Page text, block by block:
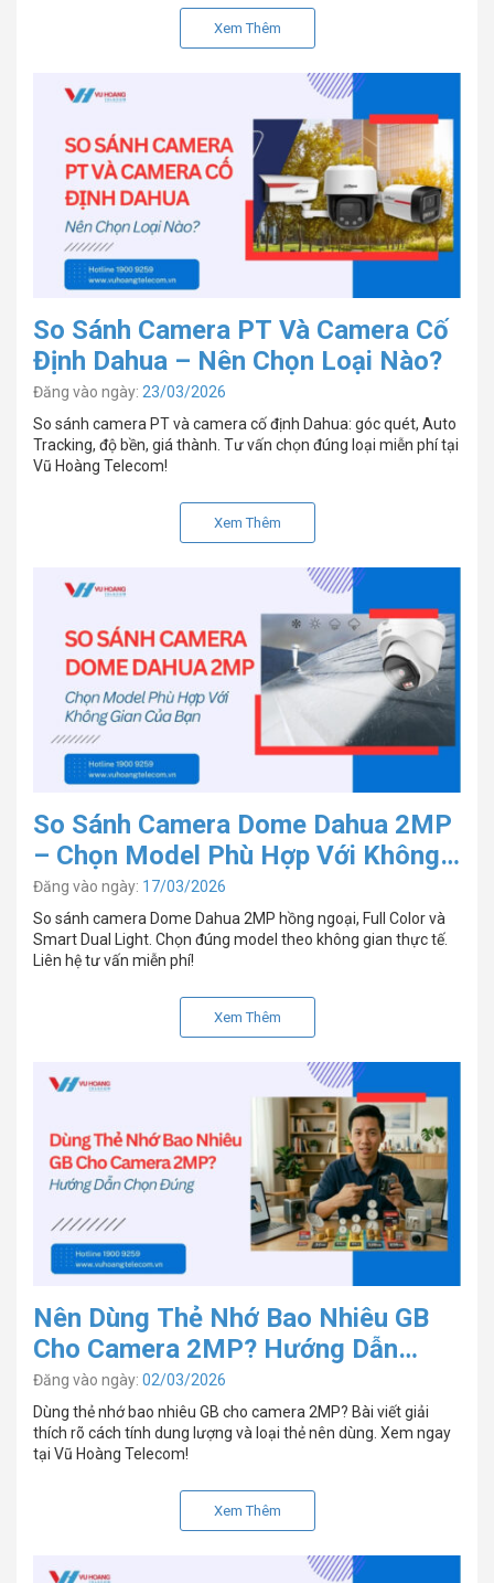
Xem Thêm
So Sánh Camera PT Và Camera Cố
Định Dahua – Nên Chọn Loại Nào?
Đăng vào ngày: 23/03/2026
So sánh camera PT và camera cố định Dahua: góc quét, Auto
Tracking, độ bền, giá thành. Tư vấn chọn đúng loại miễn phí tại
Vũ Hoàng Telecom!
Xem Thêm
So Sánh Camera Dome Dahua 2MP
– Chọn Model Phù Hợp Với Không
Gian Của Bạn
Đăng vào ngày: 17/03/2026
So sánh camera Dome Dahua 2MP hồng ngoại, Full Color và
Smart Dual Light. Chọn đúng model theo không gian thực tế.
Liên hệ tư vấn miễn phí!
Xem Thêm
Nên Dùng Thẻ Nhớ Bao Nhiêu GB
Cho Camera 2MP? Hướng Dẫn
Chọn Đúng
Đăng vào ngày: 02/03/2026
Dùng thẻ nhớ bao nhiêu GB cho camera 2MP? Bài viết giải
thích rõ cách tính dung lượng và loại thẻ nên dùng. Xem ngay
tại Vũ Hoàng Telecom!
Xem Thêm